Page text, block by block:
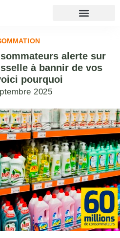
alerte sur
à bannir de vos
pourquoi
2025